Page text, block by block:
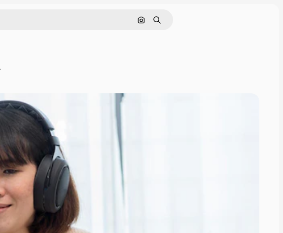
Pesquisar por imagem
Buscar
falando no microfone